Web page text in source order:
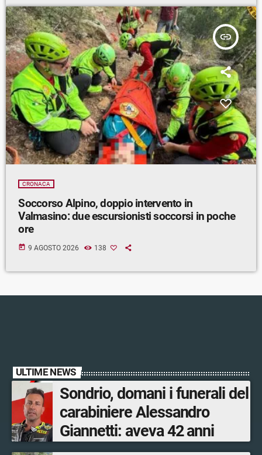
insert_link
CRONACA
Soccorso Alpino, doppio intervento in
Valmasino: due escursionisti soccorsi in poche
ore
today 9 AGOSTO 2026 138
ULTIME NEWS
Sondrio, domani i funerali del
carabiniere Alessandro
Giannetti: aveva 42 anni